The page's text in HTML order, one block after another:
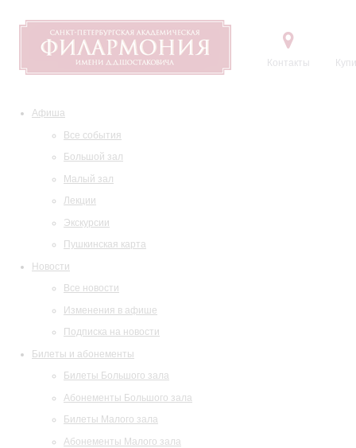
Контакты
Афиша
Все события
Большой зал
Малый зал
Лекции
Экскурсии
Пушкинская карта
Новости
Все новости
Изменения в афише
Подписка на новости
Билеты и абонементы
Билеты Большого зала
Абонементы Большого зала
Билеты Малого зала
Абонементы Малого зала